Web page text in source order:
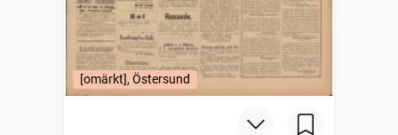
[omärkt], Östersund